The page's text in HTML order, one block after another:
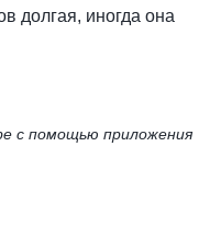
долгая, иногда она
с помощью приложения